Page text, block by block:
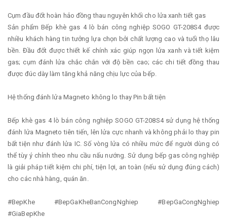
Cụm đầu đốt hoàn hảo đồng thau nguyên khối cho lửa xanh tiết gas
Sản phẩm Bếp khè gas 4 lò bán công nghiệp SOGO GT-208S4 được
nhiều khách hàng tin tưởng lựa chọn bởi chất lượng cao và tuổi thọ lâu
bền. Đầu đốt được thiết kế chính xác giúp ngọn lửa xanh và tiết kiệm
gas; cụm đánh lửa chắc chắn với độ bền cao; các chi tiết đồng thau
được đúc dày làm tăng khả năng chịu lực của bếp.
Hệ thống đánh lửa Magneto không lo thay Pin bất tiện
Bếp khè gas 4 lò bán công nghiệp SOGO GT-208S4 sử dụng hệ thống
đánh lửa Magneto tiên tiến, lên lửa cực nhanh và không phải lo thay pin
bất tiện như đánh lửa IC. Số vòng lửa có nhiều mức để người dùng có
thể tùy ý chỉnh theo nhu cầu nấu nướng. Sử dụng bếp gas công nghiệp
là giải pháp tiết kiệm chi phí, tiện lợi, an toàn (nếu sử dụng đúng cách)
cho các nhà hàng, quán ăn.
#BepKhe #BepGaKheBanCongNghiep #BepGaCongNghiep
#GiaBepKhe